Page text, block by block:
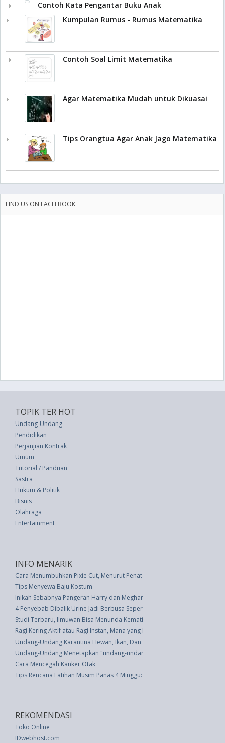
Contoh Kata Pengantar Buku Anak
Kumpulan Rumus - Rumus Matematika
Contoh Soal Limit Matematika
Agar Matematika Mudah untuk Dikuasai
Tips Orangtua Agar Anak Jago Matematika
FIND US ON FACEEBOOK
TOPIK TER HOT
Undang-Undang
Pendidikan
Perjanjian Kontrak
Umum
Tutorial / Panduan
Sastra
Hukum & Politik
Bisnis
Olahraga
Entertainment
INFO MENARIK
Cara Menumbuhkan Pixie Cut, Menurut Penata Rambut
Tips Menyewa Baju Kostum
Inikah Sebabnya Pangeran Harry dan Meghan Markle Absen di Acara
4 Penyebab Dibalik Urine Jadi Berbusa Seperti Minuman Bir
Studi Terbaru, Ilmuwan Bisa Menunda Kematian
Ragi Kering Aktif atau Ragi Instan, Mana yang Lebih Tepat?
Undang-Undang Karantina Hewan, Ikan, Dan Tumbuhan (UU 16 thn 1992)
Undang-Undang Menetapkan "undang-undang Darurat Tentang
Cara Mencegah Kanker Otak
Tips Rencana Latihan Musim Panas 4 Minggu: Dimulai dari Rutinitas
REKOMENDASI
Toko Online
IDwebhost.com